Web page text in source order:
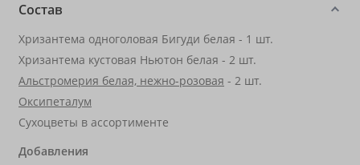
Состав
Хризантема одноголовая Бигуди белая - 1 шт.
Хризантема кустовая Ньютон белая - 2 шт.
Альстромерия белая, нежно-розовая - 2 шт.
Оксипеталум
Сухоцветы в ассортименте
Добавления